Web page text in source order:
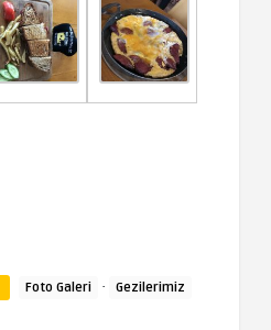
Foto Galeri · Gezilerimiz